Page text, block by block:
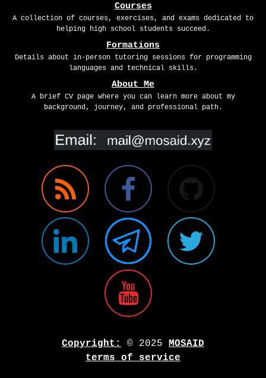
Courses
A collection of courses, exercises, and exams dedicated to
helping high school students succeed.
Formations
Details about in-person tutoring sessions for programming
languages and technical skills.
About Me
A brief CV page where you can learn more about my
background, journey, and professional path.
Copyright: © 2025
MOSAID
terms of service